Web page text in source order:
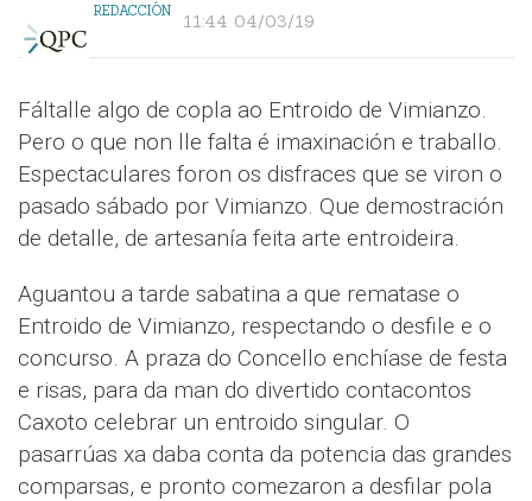
REDACCIÓN 11:44 04/03/19
Fáltalle algo de copla ao Entroido de Vimianzo.
Pero o que non lle falta é imaxinación e traballo.
Espectaculares foron os disfraces que se viron o
pasado sábado por Vimianzo. Que demostración
de detalle, de artesanía feita arte entroideira.
Aguantou a tarde sabatina a que rematase o
Entroido de Vimianzo, respectando o desfile e o
concurso. A praza do Concello enchíase de festa
e risas, para da man do divertido contacontos
Caxoto celebrar un entroido singular. O
pasarrúas xa daba conta da potencia das grandes
comparsas, e pronto comezaron a desfilar pola